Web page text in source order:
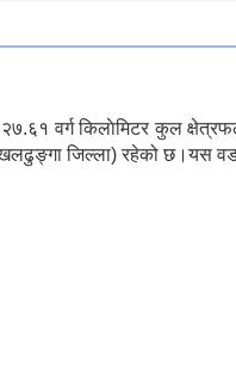
वर्ग किलाेमिटर कुल
जिल्ला) रहेको छ।यस